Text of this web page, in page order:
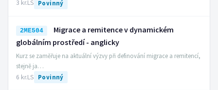
3 kr.LS Povinný
2ME504
Migrace a remitence v dynamickém
globálním prostředí - anglicky
Kurz se zaměřuje na aktuální výzvy při definování migrace a remitencí,
stejně ja…
6 kr.LS Povinný